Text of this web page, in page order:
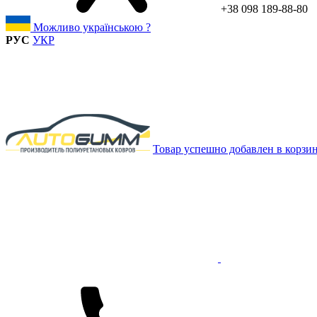
+38 098 189-88-80
Можливо українською ?
РУС УКР
Товар успешно добавлен в